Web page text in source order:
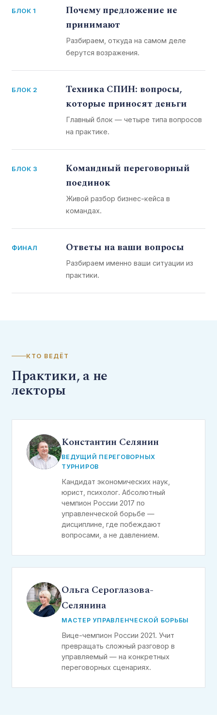
БЛОК 1
Почему предложение не
принимают
Разбираем, откуда на самом деле
берутся возражения.
БЛОК 2
Техника СПИН: вопросы,
которые приносят деньги
Главный блок — четыре типа вопросов
на практике.
БЛОК 3
Командный переговорный
поединок
Живой разбор бизнес-кейса в
командах.
ФИНАЛ Ответы на ваши вопросы
Разбираем именно ваши ситуации из
практики.
КТО ВЕДЁТ
Практики, а не
лекторы
Константин Селянин
ВЕДУЩИЙ ПЕРЕГОВОРНЫХ
ТУРНИРОВ
Кандидат экономических наук,
юрист, психолог. Абсолютный
чемпион России 2017 по
управленческой борьбе —
дисциплине, где побеждают
вопросами, а не давлением.
Ольга Сероглазова-
Селянина
МАСТЕР УПРАВЛЕНЧЕСКОЙ БОРЬБЫ
Вице-чемпион России 2021. Учит
превращать сложный разговор в
управляемый — на конкретных
переговорных сценариях.